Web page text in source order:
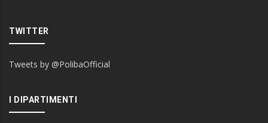
TWITTER
Tweets by @PolibaOfficial
I DIPARTIMENTI